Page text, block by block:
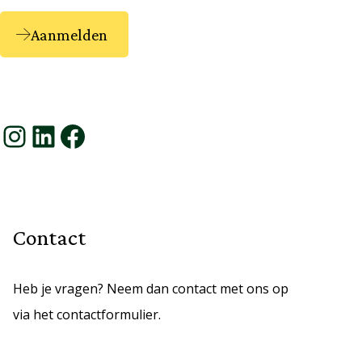
Aanmelden
InstagramLinkedIn Facebook
Contact
Heb je vragen? Neem dan contact met ons op
via het contactformulier.